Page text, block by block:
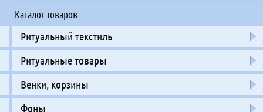
Каталог товаров
Ритуальный текстиль
Ритуальные товары
Венки, корзины
Фоны